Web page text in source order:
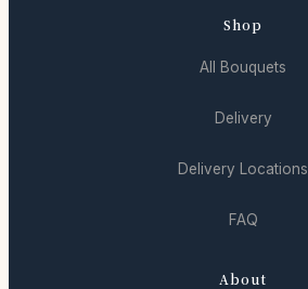
Shop
All Bouquets
Delivery
Delivery Locations
FAQ
About